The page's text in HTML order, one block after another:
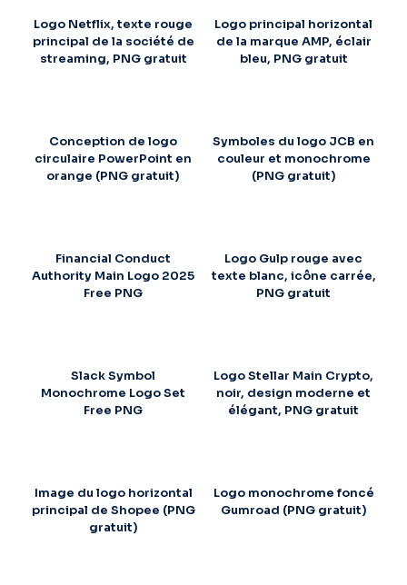
Logo Netflix, texte rouge
principal de la société de
streaming, PNG gratuit
Logo principal horizontal
de la marque AMP, éclair
bleu, PNG gratuit
Conception de logo
circulaire PowerPoint en
orange (PNG gratuit)
Symboles du logo JCB en
couleur et monochrome
(PNG gratuit)
Financial Conduct
Authority Main Logo 2025
Free PNG
Logo Gulp rouge avec
texte blanc, icône carrée,
PNG gratuit
Slack Symbol
Monochrome Logo Set
Free PNG
Logo Stellar Main Crypto,
noir, design moderne et
élégant, PNG gratuit
Image du logo horizontal
principal de Shopee (PNG
gratuit)
Logo monochrome foncé
Gumroad (PNG gratuit)